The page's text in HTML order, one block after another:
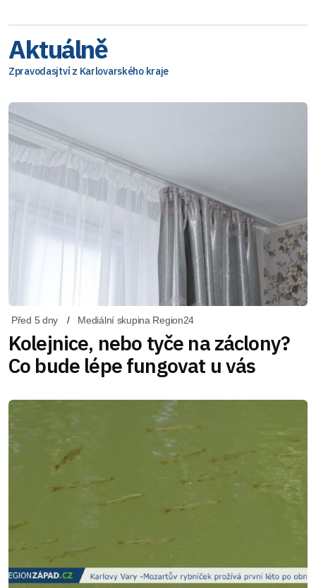
Aktuálně
Zpravodasjtví z Karlovarského kraje
Před 5 dny Mediální skupina Region24
Kolejnice, nebo tyče na záclony?
Co bude lépe fungovat u vás